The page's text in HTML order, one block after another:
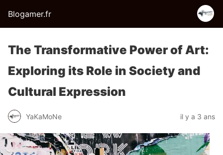
Blogamer.fr
The Transformative Power of Art:
Exploring its Role in Society and
Cultural Expression
YaKaMoNe il y a 3 ans